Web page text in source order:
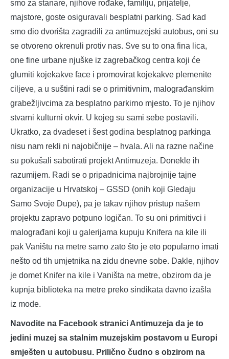
smo za stanare, njihove rođake, familiju, prijatelje,
majstore, goste osiguravali besplatni parking. Sad kad
smo dio dvorišta zagradili za antimuzejski autobus, oni su
se otvoreno okrenuli protiv nas. Sve su to ona fina lica,
one fine urbane njuške iz zagrebačkog centra koji će
glumiti kojekakve face i promovirat kojekakve plemenite
ciljeve, a u suštini radi se o primitivnim, malograđanskim
grabežljivcima za besplatno parkirno mjesto. To je njihov
stvarni kulturni okvir. U kojeg su sami sebe postavili.
Ukratko, za dvadeset i šest godina besplatnog parkinga
nisu nam rekli ni najobičnije – hvala. Ali na razne načine
su pokušali sabotirati projekt Antimuzeja. Donekle ih
razumijem. Radi se o pripadnicima najbrojnije tajne
organizacije u Hrvatskoj – GSSD (onih koji Gledaju
Samo Svoje Dupe), pa je takav njihov pristup našem
projektu zapravo potpuno logičan. To su oni primitivci i
malograđani koji u galerijama kupuju Knifera na kile ili
pak Vaništu na metre samo zato što je eto popularno imati
nešto od tih umjetnika na zidu dnevne sobe. Dakle, njihov
je domet Knifer na kile i Vaništa na metre, obzirom da je
kupnja biblioteka na metre preko sindikata davno izašla
iz mode.
Navodite na Facebook stranici Antimuzeja da je to
jedini muzej sa stalnim muzejskim postavom u Europi
smješten u autobusu. Prilično čudno s obzirom na